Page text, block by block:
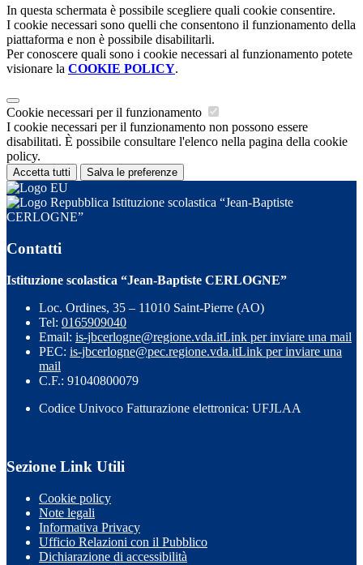
In questa schermata è possibile scegliere quali cookie consentire.
I cookie necessari sono quelli che consentono il funzionamento della
piattaforma e non è possibile disabilitarli.
Per conoscere quali sono i cookie necessari al funzionamento potete
visionare la COOKIE POLICY.
Cookie necessari per il funzionamento
I cookie necessari per il funzionamento non possono essere
disabilitati. È possibile consultare l'elenco nella pagina della cookie
policy.
Accetta tutti Salva le preferenze
Istituzione scolastica “Jean-Baptiste
CERLOGNE”
Contatti
Istituzione scolastica “Jean-Baptiste CERLOGNE”
Loc. Ordines, 35 – 11010 Saint-Pierre (AO)
Tel: 0165909040
Email: is-jbcerlogne@regione.vda.itLink per inviare una mail
PEC: is-jbcerlogne@pec.regione.vda.itLink per inviare una
mail
C.F.: 91040800079
Codice Univoco Fatturazione elettronica: UFJLAA
Sezione Link Utili
Cookie policy
Note legali
Informativa Privacy
Ufficio Relazioni con il Pubblico
Dichiarazione di accessibilità